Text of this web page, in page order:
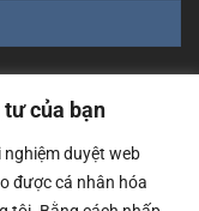
của bạn
duyệt web
được cá nhân hóa
0108783483